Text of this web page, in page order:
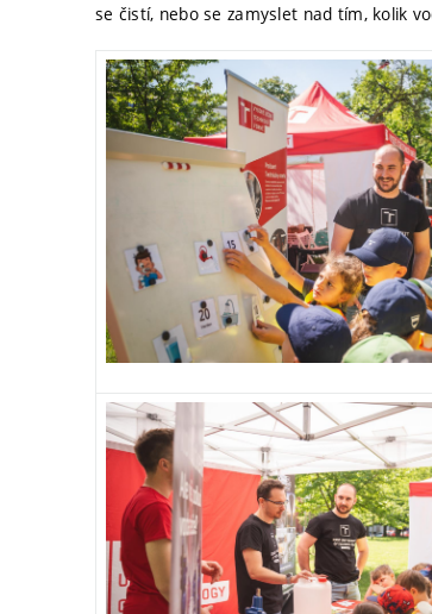
se čistí, nebo se zamyslet nad tím, kolik